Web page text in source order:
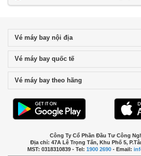
Vé máy bay nội địaclick to expand
Vé máy bay quốc tếclick to expand
Vé máy bay theo hãng
Công Ty Cổ Phần Đầu Tư Công
Địa chỉ: 47A Lê Trọng Tấn, Khu Phố 5,
MST: 0318310839 - Tel: 1900 2690- Email: